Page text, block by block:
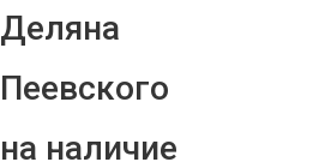
Деляна
Пеевского
на наличие